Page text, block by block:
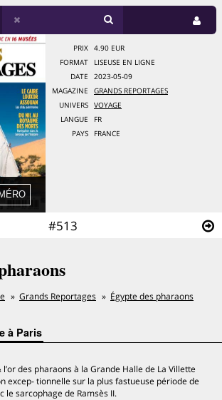
#513
PRIX
4.90 EUR
FORMAT
LISEUSE EN LIGNE
DATE
2023-05-09
MAGAZINE
GRANDS REPORTAGES
UNIVERS
VOYAGE
LANGUE
FR
PAYS
FRANCE
Grands Reportages Égypte des pharaons
à Paris
l’or des pharaons à la Grande Halle de La Villette
excep- tionnelle sur la plus fastueuse période de
le sarcophage de Ramsès II.